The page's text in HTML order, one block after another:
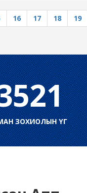
16 17 18 19
ЗОХИОЛЫН ҮГ